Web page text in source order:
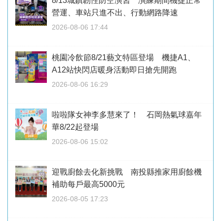
營運、車站只進不出、行動網路降速
2026-08-06 17:44
桃園冷飲節8/21藝文特區登場 機捷A1、
A12站快閃店暖身活動即日搶先開跑
2026-08-06 16:29
啦啦隊女神李多慧來了！ 石岡熱氣球嘉年
華8/22起登場
2026-08-06 15:02
迎戰廚餘去化新挑戰 南投縣推家用廚餘機
補助每戶最高5000元
2026-08-05 17:23